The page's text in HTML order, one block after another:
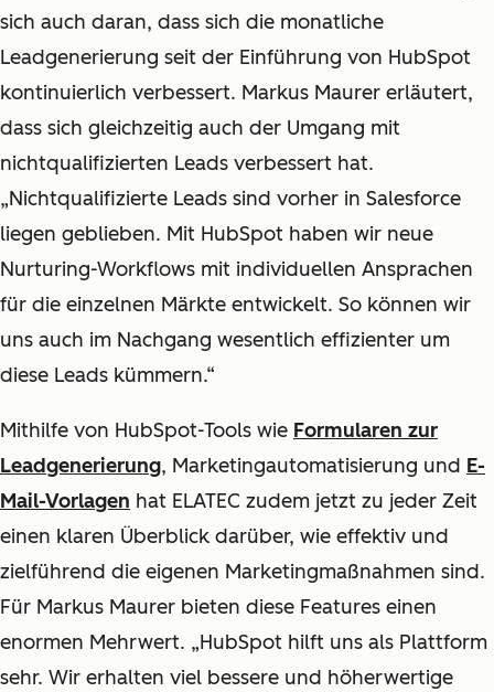
sich auch daran, dass sich die monatliche
Leadgenerierung seit der Einführung von HubSpot
kontinuierlich verbessert. Markus Maurer erläutert,
dass sich gleichzeitig auch der Umgang mit
nichtqualifizierten Leads verbessert hat.
„Nichtqualifizierte Leads sind vorher in Salesforce
liegen geblieben. Mit HubSpot haben wir neue
Nurturing-Workflows mit individuellen Ansprachen
für die einzelnen Märkte entwickelt. So können wir
uns auch im Nachgang wesentlich effizienter um
diese Leads kümmern.“
Mithilfe von HubSpot-Tools wie Formularen zur
Leadgenerierung, Marketingautomatisierung und E-
Mail-Vorlagen hat ELATEC zudem jetzt zu jeder Zeit
einen klaren Überblick darüber, wie effektiv und
zielführend die eigenen Marketingmaßnahmen sind.
Für Markus Maurer bieten diese Features einen
enormen Mehrwert. „HubSpot hilft uns als Plattform
sehr. Wir erhalten viel bessere und höherwertige